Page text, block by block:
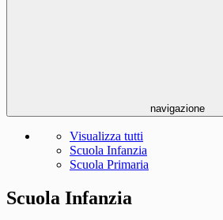
navigazione
Visualizza tutti
Scuola Infanzia
Scuola Primaria
Scuola Infanzia